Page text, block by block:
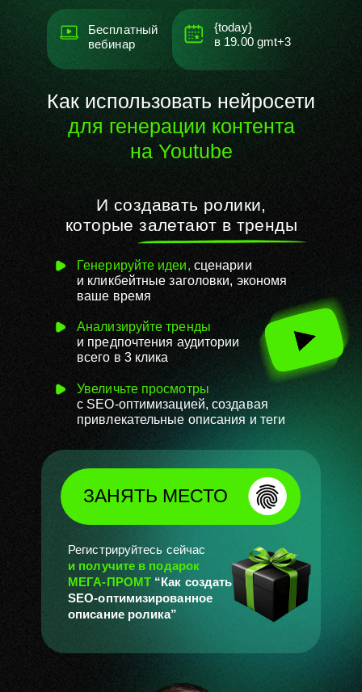
Бесплатный
вебинар
Генерируйте идеи, сценарии
и кликбейтные заголовки, экономя
ваше время
Увеличьте просмотры
с SEO-оптимизацией, создавая
привлекательные описания и теги
Анализируйте тренды
и предпочтения аудитории
всего в 3 клика
{today}
в 19.00 gmt+3
Как использовать нейросети
для генерации контента
на Youtube
Регистрируйтесь сейчас
и получите в подарок
МЕГА-ПРОМТ “Как создать
SEO-оптимизированное
описание ролика”
ЗАНЯТЬ МЕСТО
И создавать ролики,
которые залетают в тренды